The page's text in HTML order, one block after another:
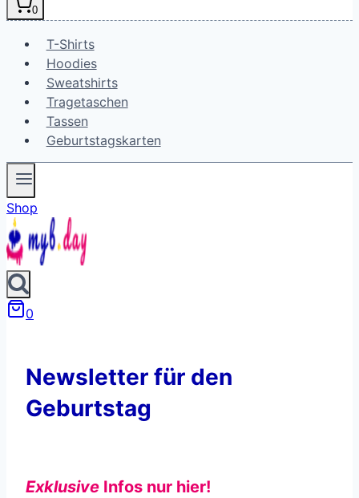
0
T-Shirts
Hoodies
Sweatshirts
Tragetaschen
Tassen
Geburtstagskarten
Shop
0
Newsletter für den
Geburtstag
Exklusive Infos nur hier!